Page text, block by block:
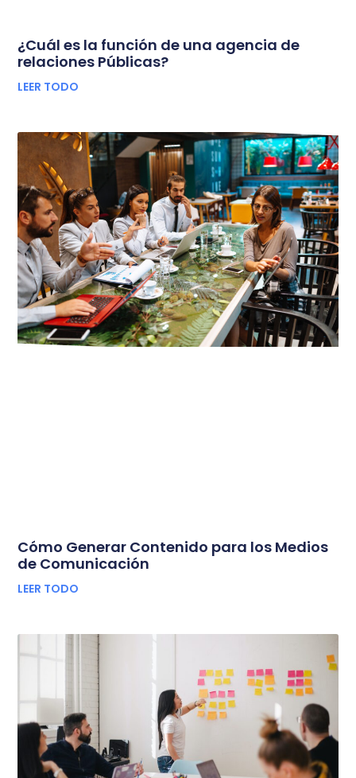
¿Cuál es la función de una agencia de
relaciones Públicas?
LEER TODO
Cómo Generar Contenido para los Medios
de Comunicación
LEER TODO